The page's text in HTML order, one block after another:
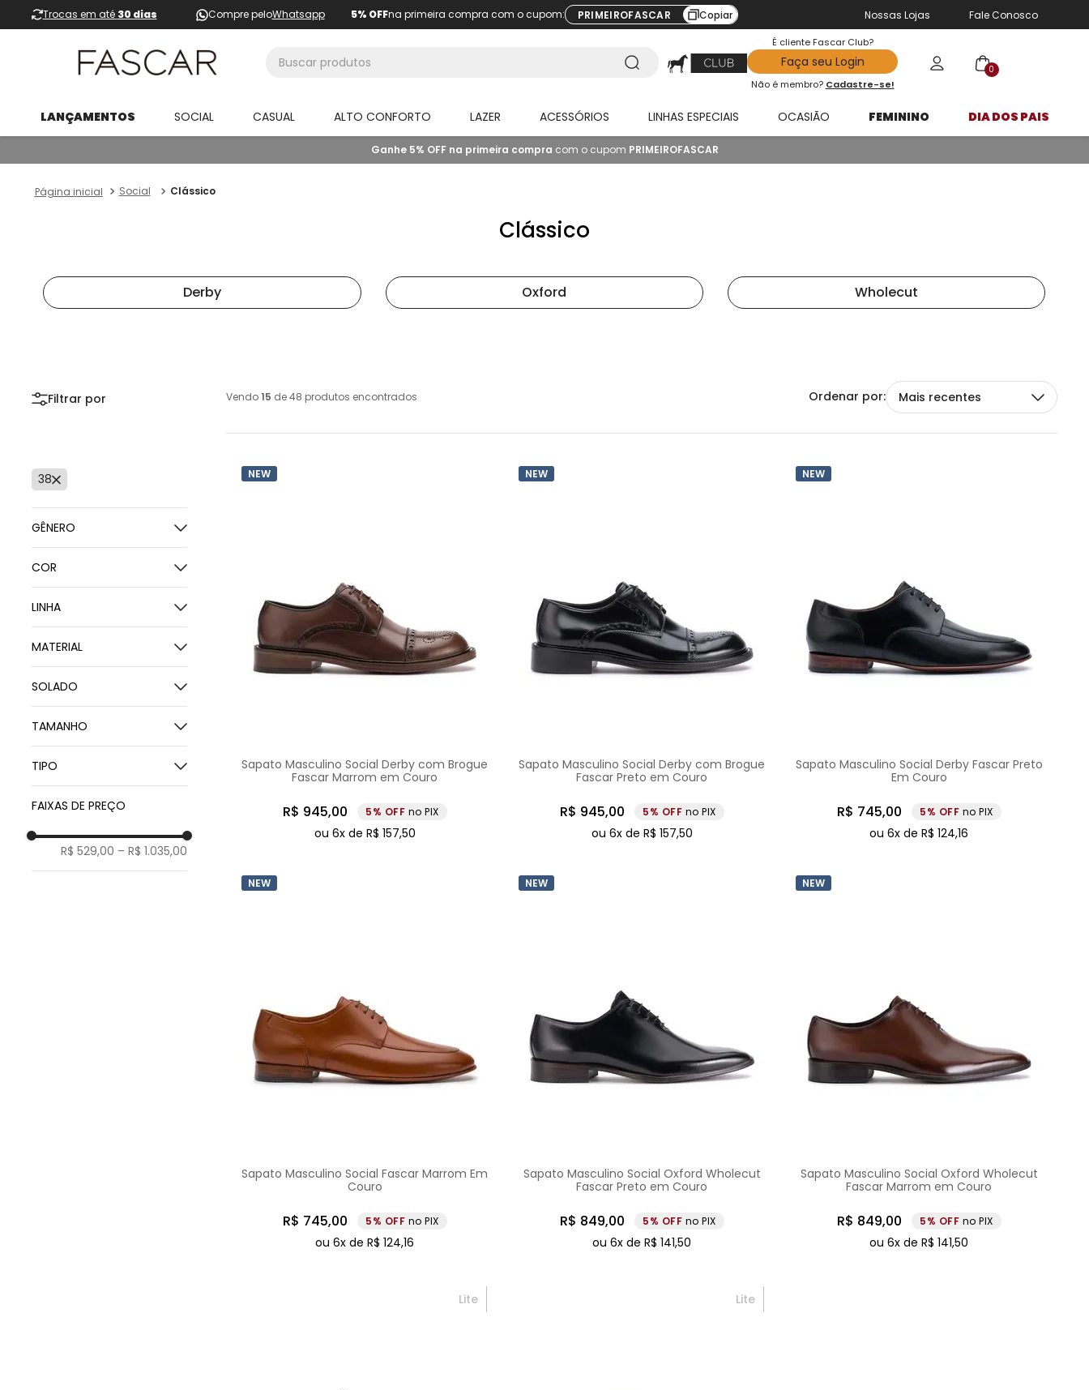
Trocas em até 30 dias Compre peloWhatsapp 5% OFFna primeira compra com o cupom: PRIMEIROFASCAR Copiar Nossas Lojas Fale Conosco
É cliente Fascar Club?
Faça seu Login
Não é membro? Cadastre-se!
0
LANÇAMENTOS SOCIAL CASUAL ALTO CONFORTO LAZER ACESSÓRIOS LINHAS ESPECIAIS OCASIÃO FEMININO DIA DOS PAIS
Ganhe 5% OFF na primeira compra com o cupom PRIMEIROFASCAR
Social Clássico
Clássico
Derby Oxford Wholecut
38
COR
Marrom
GÊNERO
Masculino
LINHA
Active Air Flow
Airtech
Altus
IZI
Extralight
Coimbra
MATERIAL
Couro Bovino
Couro de Cabra
SOLADO
Borracha
Couro com Borracha
TAMANHO
41
42
TIPO
Solado Blaqueado
Brogue
Derby
FAIXAS DE PREÇO
R$ 529,00 – R$ 1.035,00
Vendo15 de48 produtos encontrados Mais recentes
NEW
Sapato Masculino Social Derby com Brogue
Fascar Marrom em Couro
R$ 945,00 5% no PIX
ou 6x de R$ 157,50
NEW
Sapato Masculino Social Derby com Brogue
Fascar Preto em Couro
R$ 945,00 5% no PIX
ou 6x de R$ 157,50
NEW
Sapato Masculino Social Derby Fascar Preto
Em Couro
R$ 745,00 5% no PIX
ou6x deR$ 124,16
NEW
Sapato Masculino Social Fascar Marrom Em
Couro
R$ 745,00 5% no PIX
ou6x deR$ 124,16
NEW
Sapato Masculino Social Oxford Wholecut
Fascar Preto em Couro
R$ 849,00 5% no PIX
ou6x deR$ 141,50
NEW
Sapato Masculino Social Oxford Wholecut
Fascar Marrom em Couro
R$ 849,00 5% no PIX
ou6x deR$ 141,50
Lite Lite